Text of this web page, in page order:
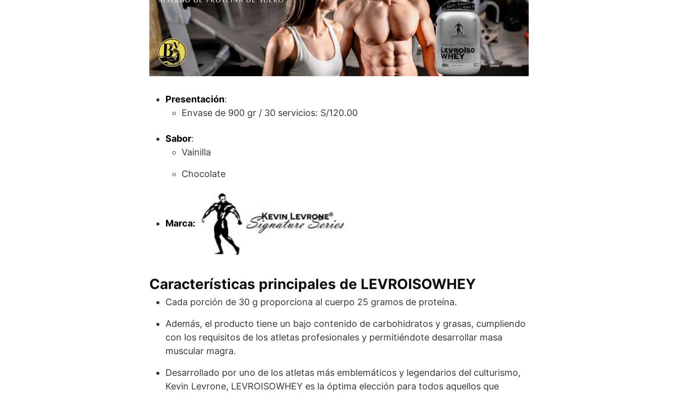
Presentación:
Envase de 900 gr / 30 servicios: S/120.00
Sabor:
Vainilla
Chocolate
Marca:
Características principales de LEVROISOWHEY
Cada porción de 30 g proporciona al cuerpo 25 gramos de proteína.
Además, el producto tiene un bajo contenido de carbohidratos y grasas, cumpliendo
con los requisitos de los atletas profesionales y permitiéndote desarrollar masa
muscular magra.
Desarrollado por uno de los atletas más emblemáticos y legendarios del culturismo,
Kevin Levrone, LEVROISOWHEY es la óptima elección para todos aquellos que